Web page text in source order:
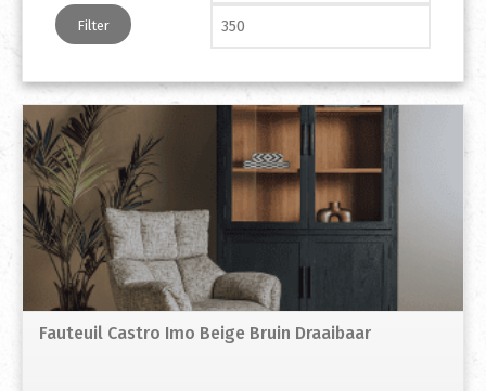
Fauteuil Castro Imo Beige Bruin Draaibaar
Filter